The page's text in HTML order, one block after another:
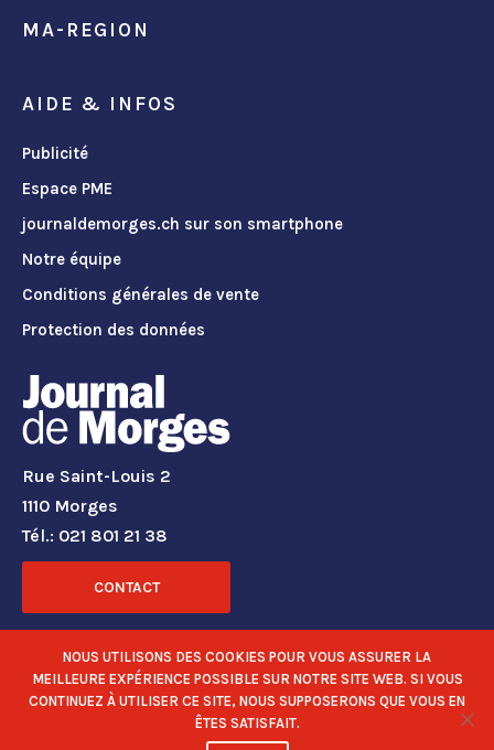
MA-REGION
AIDE & INFOS
Publicité
Espace PME
journaldemorges.ch sur son smartphone
Notre équipe
Conditions générales de vente
Protection des données
Rue Saint-Louis 2
1110 Morges
Tél.: 021 801 21 38
CONTACT
RÉSEAUX SOCIAUX
NOUS UTILISONS DES COOKIES POUR VOUS ASSURER LA
MEILLEURE EXPÉRIENCE POSSIBLE SUR NOTRE SITE WEB. SI VOUS
CONTINUEZ À UTILISER CE SITE, NOUS SUPPOSERONS QUE VOUS EN
ÊTES SATISFAIT.